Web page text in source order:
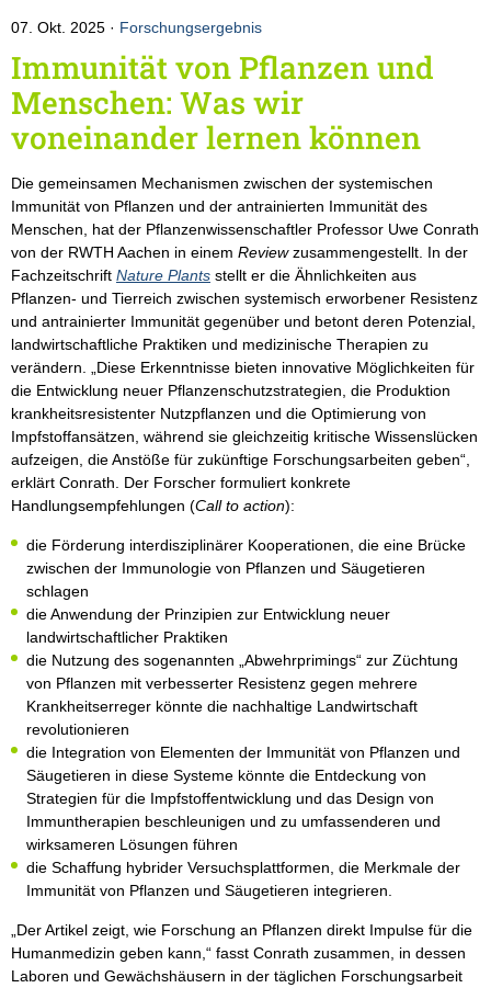
07. Okt. 2025 Forschungsergebnis
Immunität von Pflanzen und
Menschen: Was wir
voneinander lernen können
Die gemeinsamen Mechanismen zwischen der systemischen
Immunität von Pflanzen und der antrainierten Immunität des
Menschen, hat der Pflanzenwissenschaftler Professor Uwe Conrath
von der RWTH Aachen in einem Reviewzusammengestellt. In der
Fachzeitschrift Nature Plants stellt er die Ähnlichkeiten aus
Pflanzen- und Tierreich zwischen systemisch erworbener Resistenz
und antrainierter Immunität gegenüber und betont deren Potenzial,
landwirtschaftliche Praktiken und medizinische Therapien zu
verändern. „Diese Erkenntnisse bieten innovative Möglichkeiten für
die Entwicklung neuer Pflanzenschutzstrategien, die Produktion
krankheitsresistenter Nutzpflanzen und die Optimierung von
Impfstoffansätzen, während sie gleichzeitig kritische Wissenslücken
aufzeigen, die Anstöße für zukünftige Forschungsarbeiten geben“,
erklärt Conrath. Der Forscher formuliert konkrete
Handlungsempfehlungen (Call to action):
die Förderung interdisziplinärer Kooperationen, die eine Brücke
zwischen der Immunologie von Pflanzen und Säugetieren
schlagen
die Anwendung der Prinzipien zur Entwicklung neuer
landwirtschaftlicher Praktiken
die Nutzung des sogenannten „Abwehrprimings“ zur Züchtung
von Pflanzen mit verbesserter Resistenz gegen mehrere
Krankheitserreger könnte die nachhaltige Landwirtschaft
revolutionieren
die Integration von Elementen der Immunität von Pflanzen und
Säugetieren in diese Systeme könnte die Entdeckung von
Strategien für die Impfstoffentwicklung und das Design von
Immuntherapien beschleunigen und zu umfassenderen und
wirksameren Lösungen führen
die Schaffung hybrider Versuchsplattformen, die Merkmale der
Immunität von Pflanzen und Säugetieren integrieren.
„Der Artikel zeigt, wie Forschung an Pflanzen direkt Impulse für die
Humanmedizin geben kann,“ fasst Conrath zusammen, in dessen
Laboren und Gewächshäusern in der täglichen Forschungsarbeit